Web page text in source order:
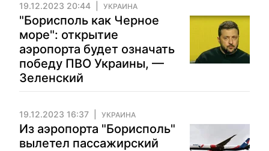
19.12.2023 20:44 УКРАИНА
"Борисполь как Черное
море": открытие
аэропорта будет означать
победу ПВО Украины, —
Зеленский
19.12.2023 16:37 УКРАИНА
Из аэропорта "Борисполь"
вылетел пассажирский